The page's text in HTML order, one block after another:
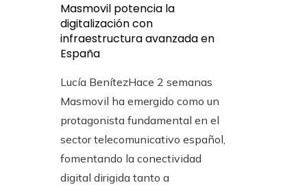
Masmovil potencia la
digitalización con
infraestructura avanzada en
España
Lucía BenítezHace 2 semanas
Masmovil ha emergido como un
protagonista fundamental en el
sector telecomunicativo español,
fomentando la conectividad
digital dirigida tanto a